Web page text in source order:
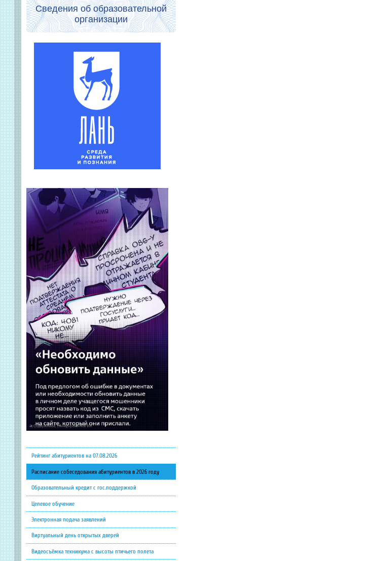
Сведения об образовательной
организации
Рейтинг абитуриентов на 07.08.2026
Расписание собеседования абитуриентов в 2026 году
Образовательный кредит с гос.поддержкой
Целевое обучение
Электронная подача заявлений
Виртуальный день открытых дверей
Видеосъёмка техникума с высоты птичьего полета